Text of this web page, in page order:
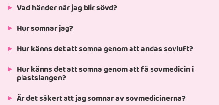
Vad händer när jag blir sövd?
Hur somnar jag?
Hur känns det att somna genom att andas sovluft?
Hur känns det att somna genom att få sovmedicin i
plastslangen?
Är det säkert att jag somnar av sovmedicinerna?